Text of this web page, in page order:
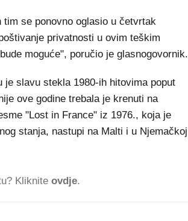
se ponovno oglasio u četvrtak
privatnosti u ovim teškim
moguće", poručio je glasnogovornik.
slavu stekla 1980-ih hitovima poput
ove godine trebala je krenuti na
"Lost in France" iz 1976., koja je
stanja, nastupi na Malti i u Njemačkoj
Kliknite ovdje.